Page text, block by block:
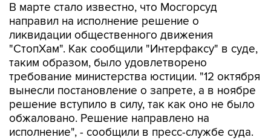
В марте стало известно, что Мосгорсуд
направил на исполнение решение о
ликвидации общественного движения
"СтопХам". Как сообщили "Интерфаксу" в суде,
таким образом, было удовлетворено
требование министерства юстиции. "12 октября
вынесли постановление о запрете, а в ноябре
решение вступило в силу, так как оно не было
обжаловано. Решение направлено на
исполнение", - сообщили в пресс-службе суда.